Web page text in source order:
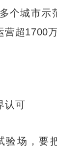
个城市示
超1700万
可
场，要